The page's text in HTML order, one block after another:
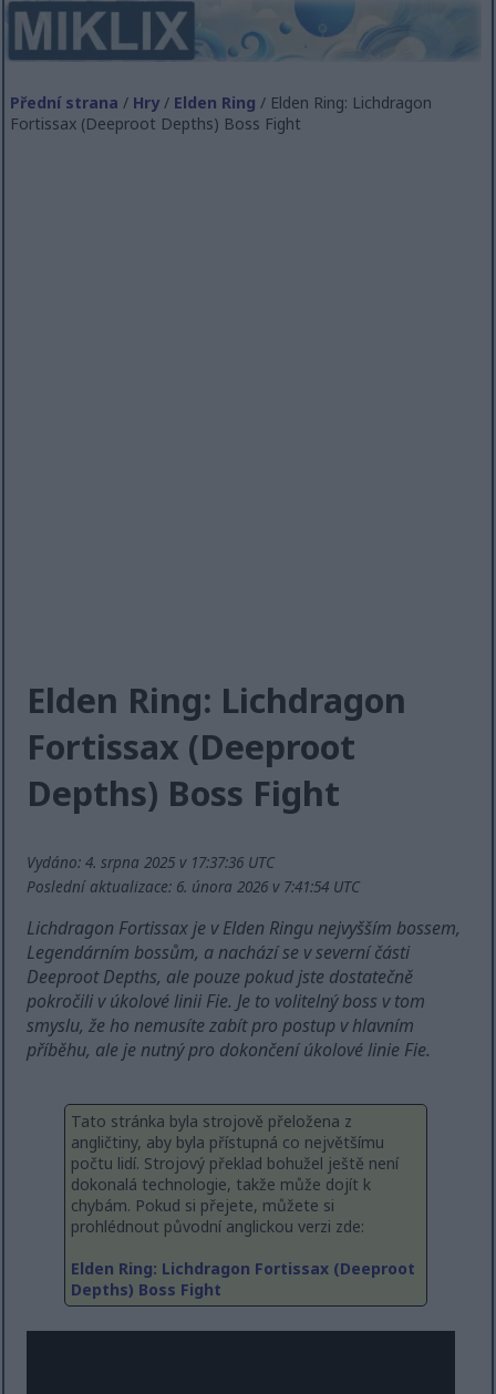
Přední strana / Hry / Elden Ring / Elden Ring: Lichdragon
Fortissax (Deeproot Depths) Boss Fight
Elden Ring: Lichdragon
Fortissax (Deeproot
Depths) Boss Fight
Vydáno: 4. srpna 2025 v 17:37:36 UTC
Poslední aktualizace: 6. února 2026 v 7:41:54 UTC
Lichdragon Fortissax je v Elden Ringu nejvyšším bossem,
Legendárním bossům, a nachází se v severní části
Deeproot Depths, ale pouze pokud jste dostatečně
pokročili v úkolové linii Fie. Je to volitelný boss v tom
smyslu, že ho nemusíte zabít pro postup v hlavním
příběhu, ale je nutný pro dokončení úkolové linie Fie.
Tato stránka byla strojově přeložena z
angličtiny, aby byla přístupná co největšímu
počtu lidí. Strojový překlad bohužel ještě není
dokonalá technologie, takže může dojít k
chybám. Pokud si přejete, můžete si
prohlédnout původní anglickou verzi zde:
Elden Ring: Lichdragon Fortissax (Deeproot
Depths) Boss Fight